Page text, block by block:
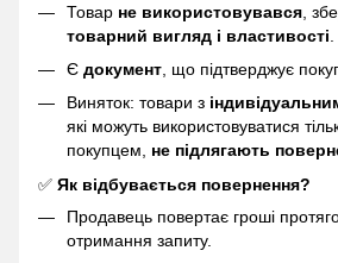
Товар не використовувався ,
товарний вигляд і властивості
Є документ , що підтверджує
Виняток: товари з
які можуть використовуватися
покупцем, не підлягають
✅ Як відбувається повернення?
Продавець повертає гроші
отримання запиту.